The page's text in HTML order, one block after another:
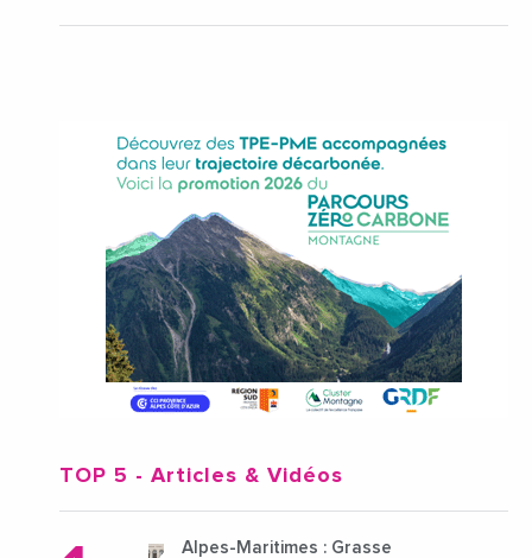
TOP 5 - Articles & Vidéos
Alpes-Maritimes : Grasse